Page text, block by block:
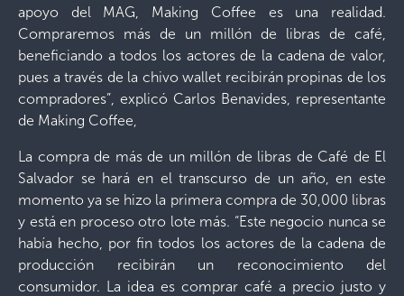
apoyo del MAG, Making Coffee es una realidad.
Compraremos más de un millón de libras de café,
beneficiando a todos los actores de la cadena de valor,
pues a través de la chivo wallet recibirán propinas de los
compradores”, explicó Carlos Benavides, representante
de Making Coffee,
La compra de más de un millón de libras de Café de El
Salvador se hará en el transcurso de un año, en este
momento ya se hizo la primera compra de 30,000 libras
y está en proceso otro lote más. “Este negocio nunca se
había hecho, por fin todos los actores de la cadena de
producción recibirán un reconocimiento del
consumidor. La idea es comprar café a precio justo y